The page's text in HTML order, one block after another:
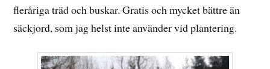
fleråriga träd och buskar. Gratis och mycket bättre än
säckjord, som jag helst inte använder vid plantering.